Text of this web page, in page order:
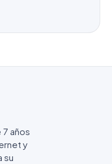
años
y
su